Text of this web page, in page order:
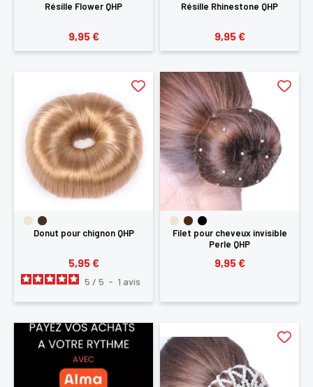
Résille Flower QHP
9,95 €
Résille Rhinestone QHP
9,95 €
Donut pour chignon QHP
5,95 €
5 / 5 - 1 avis
Filet pour cheveux invisible
Perle QHP
9,95 €